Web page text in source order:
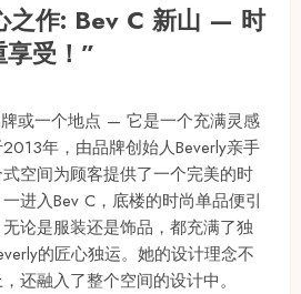
之作: Bev C 新山 — 时
受！”
或一个地点 — 它是一个充满灵感
年，由品牌创始人Beverly亲手
空间为顾客提供了一个完美的时
进入Bev C，底楼的时尚单品便引
论是服装还是饰品，都充满了独
的匠心独运。她的设计理念不
还融入了整个空间的设计中。